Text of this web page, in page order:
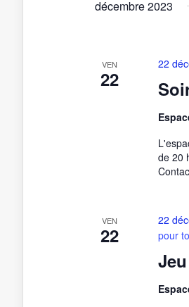
décembre 2023
VEN
22
22
de 20
VEN
22
22
pour